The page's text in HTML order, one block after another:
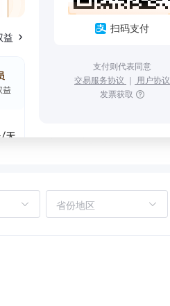
益
扫码支付
支付则代表同意
交易服务协议 ｜ 用户协议
发票获取
省份地区